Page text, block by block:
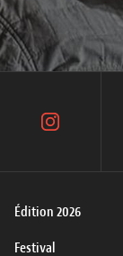
Édition 2026
Festival
instagram